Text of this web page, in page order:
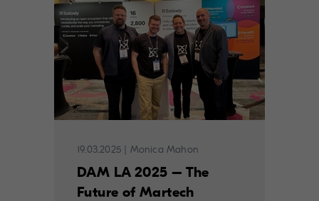
19.03.2025 Monica Mahon
DAM LA 2025 – The
Future of Martech